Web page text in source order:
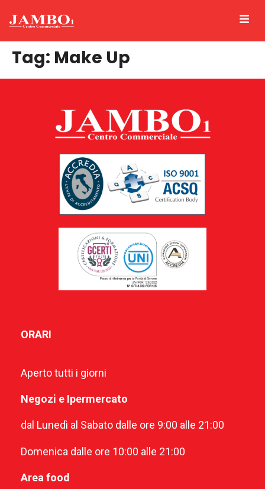
Tag: Make Up
ORARI
Aperto tutti i giorni
Negozi e Ipermercato
dal Lunedì al Sabato dalle ore 9:00 alle 21:00
Domenica dalle ore 10:00 alle 21:00
Area food